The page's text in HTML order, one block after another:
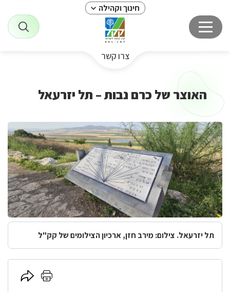
חינוך וקהילה
צרו קשר
האוצר של כרם נבות – תל יזרעאל
תל יזרעאל. צילום: מירב חזן, ארכיון הצילומים של קק"ל
לחץ
לחץ